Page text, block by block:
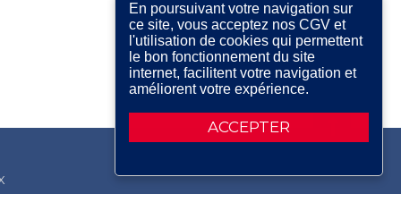
ACCEPTER
En poursuivant votre navigation sur
ce site, vous acceptez nos CGV et
l'utilisation de cookies qui permettent
le bon fonctionnement du site
internet, facilitent votre navigation et
améliorent votre expérience.